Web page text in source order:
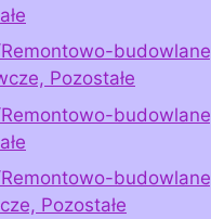
Remontowo-
Pozostałe
Remontowo-
Remontowo-
Pozostałe